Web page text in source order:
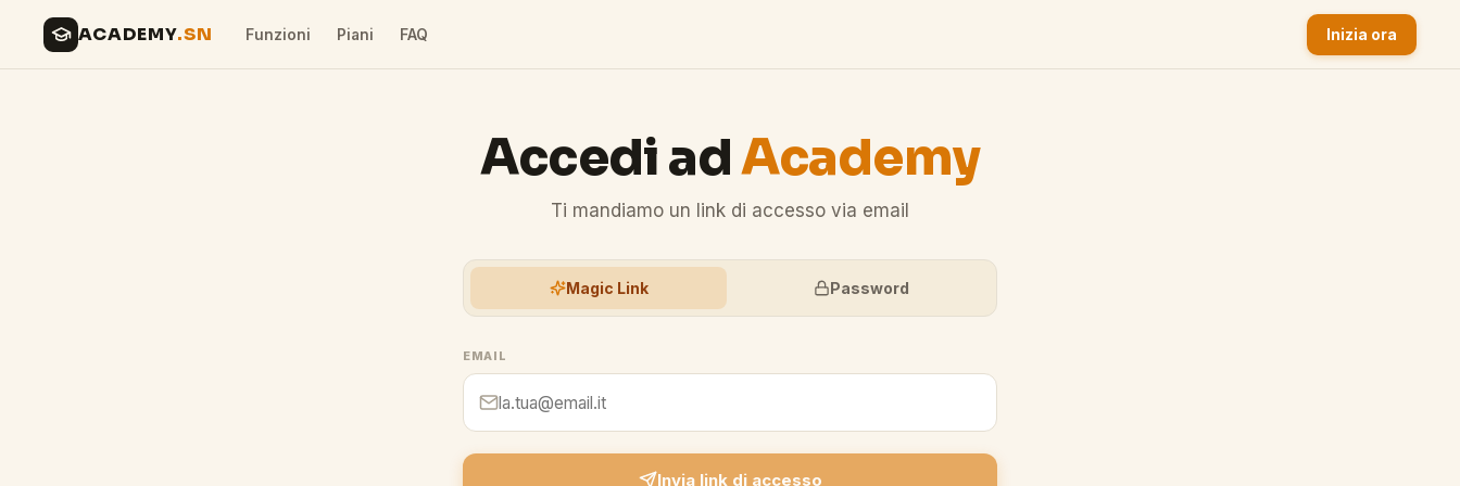
ACADEMY.SN Funzioni Piani FAQ Inizia ora
Accedi adAcademy
Ti mandiamo un link di accesso via email
Magic Link Password
EMAIL
Invia link di accesso